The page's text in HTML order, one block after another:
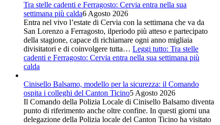
Tra stelle cadenti e Ferragosto: Cervia entra nella sua
settimana più calda6 Agosto 2026
Entra nel vivo l’estate di Cervia con la settimana che va da
San Lorenzo a Ferragosto, ilperiodo più atteso e partecipato
della stagione, capace di richiamare ogni anno migliaia
divisitatori e di coinvolgere tutta… Leggi tutto: Tra stelle
cadenti e Ferragosto: Cervia entra nella sua settimana più
calda
Cinisello Balsamo, modello per la sicurezza: il Comando
ospita i colleghi del Canton Ticino5 Agosto 2026
Il Comando della Polizia Locale di Cinisello Balsamo diventa
punto di riferimento anche oltre confine. In questi giorni una
delegazione della Polizia locale del Canton Ticino ha visitato